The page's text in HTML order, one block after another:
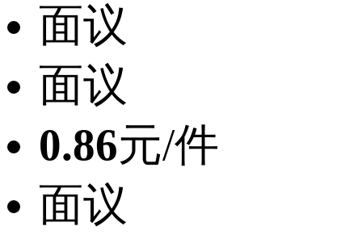
面议
面议
0.86元/件
面议